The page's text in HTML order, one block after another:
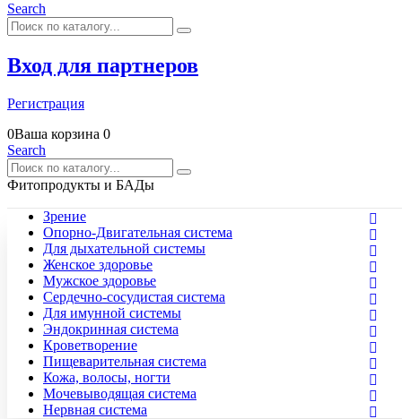
Search
Вход для партнеров
Регистрация
0Ваша корзина 0
Search
Фитопродукты и БАДы
Зрение
Опорно-Двигательная система
Для дыхательной системы
Женское здоровье
Мужское здоровье
Сердечно-сосудистая система
Для имунной системы
Эндокринная система
Кроветворение
Пищеварительная система
Кожа, волосы, ногти
Мочевыводящая система
Нервная система